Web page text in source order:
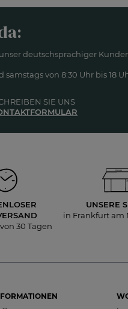
deutschsprachiger
von 8:30 Uhr bis 18
SIE UNS
30 Tagen
UNSERE
in Frankfurt am